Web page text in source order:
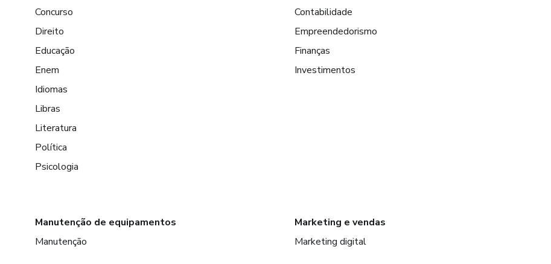
Concurso
Direito
Educação
Enem
Idiomas
Libras
Literatura
Política
Psicologia
Contabilidade
Empreendedorismo
Finanças
Investimentos
Manutenção de equipamentos
Manutenção
Marketing e vendas
Marketing digital